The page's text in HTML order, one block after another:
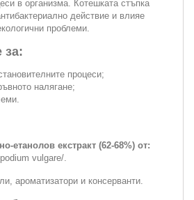
в организма. Котешката стъпка
действие и влияе
проблеми.
за:
процеси;
налягане;
етанолов екстракт (62-68%) от:
vulgare/.
ароматизатори и консерванти.